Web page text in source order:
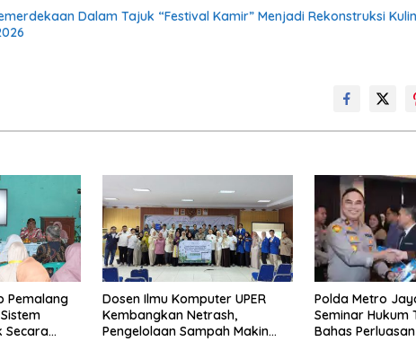
Dalam Tajuk “Festival Kamir” Menjadi Rekonstruksi
Pemalang
Secara
Dosen Ilmu Komputer UPER
Kembangkan Netrash,
Pengelolaan Sampah Makin
Polda Metro
Seminar Hukum
Bahas